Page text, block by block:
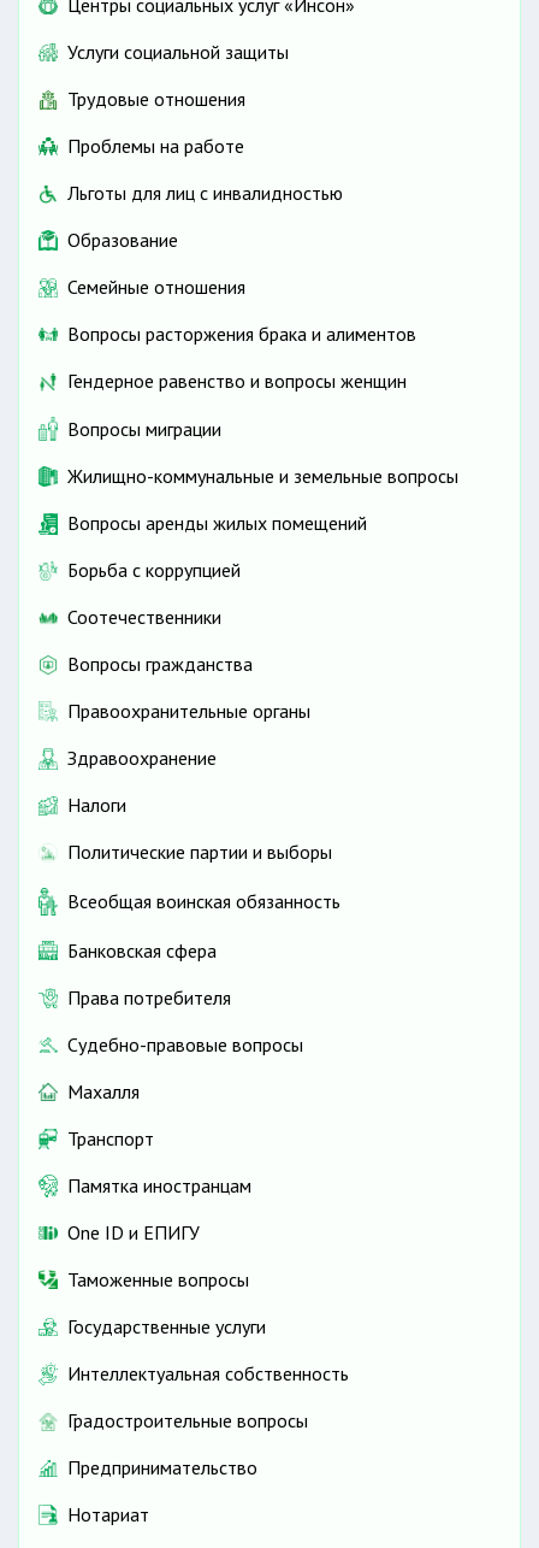
Центры социальных услуг «Инсон»
Услуги социальной защиты
Трудовые отношения
Проблемы на работе
Льготы для лиц с инвалидностью
Образование
Семейные отношения
Вопросы расторжения брака и алиментов
Гендерное равенство и вопросы женщин
Вопросы миграции
Жилищно-коммунальные и земельные вопросы
Вопросы аренды жилых помещений
Борьба с коррупцией
Соотечественники
Вопросы гражданства
Правоохранительные органы
Здравоохранение
Налоги
Политические партии и выборы
Всеобщая воинская обязанность
Банковская сфера
Права потребителя
Судебно-правовые вопросы
Махалля
Транспорт
Памятка иностранцам
One ID и ЕПИГУ
Таможенные вопросы
Государственные услуги
Интеллектуальная собственность
Градостроительные вопросы
Предпринимательство
Нотариат